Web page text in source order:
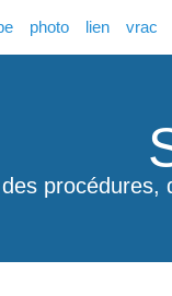
photo lien vrac
des procédures,